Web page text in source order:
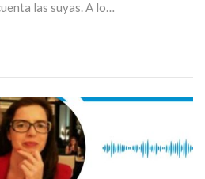
las suyas. A lo…